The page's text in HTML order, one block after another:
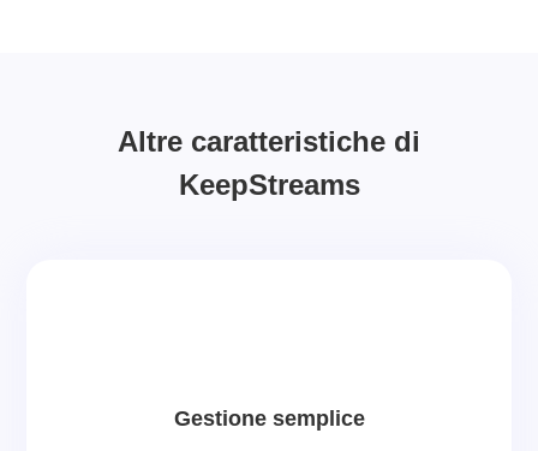
Altre caratteristiche di
KeepStreams
Gestione semplice